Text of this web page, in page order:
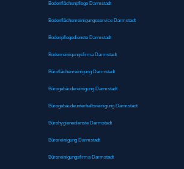
Bodenflächenpflege Darmstadt
Bodenflächenreinigungsservice Darmstadt
Bodenpflegedienste Darmstadt
Bodenreinigungsfirma Darmstadt
Büroflächenreinigung Darmstadt
Bürogebäudereinigung Darmstadt
Bürogebäudeunterhaltsreinigung Darmstadt
Bürohygienedienste Darmstadt
Büroreinigung Darmstadt
Büroreinigungsfirma Darmstadt